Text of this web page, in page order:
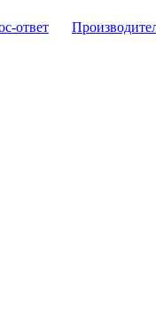
ответ